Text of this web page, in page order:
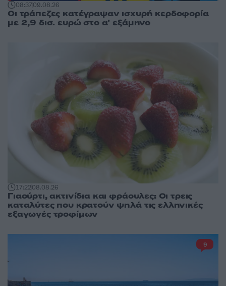
08:3709.08.26
Οι τράπεζες κατέγραψαν ισχυρή κερδοφορία
με 2,9 δισ. ευρώ στο α’ εξάμηνο
17:2208.08.26
Γιαούρτι, ακτινίδια και φράουλες: Οι τρεις
καταλύτες που κρατούν ψηλά τις ελληνικές
εξαγωγές τροφίμων
9